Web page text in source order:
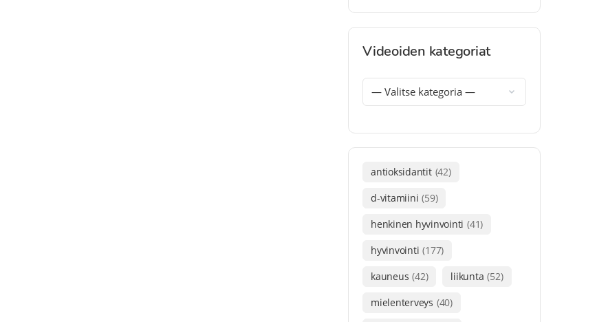
Videoiden kategoriat
antioksidantit (42)
d-vitamiini (59)
henkinen hyvinvointi (41)
hyvinvointi (177)
kauneus (42) liikunta (52)
mielenterveys (40)